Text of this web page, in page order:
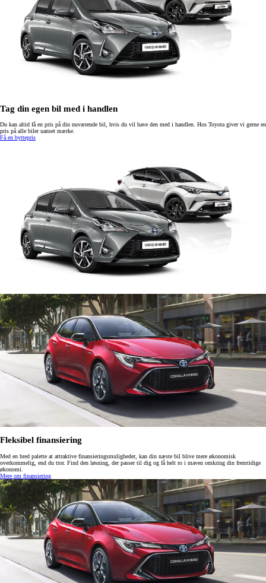
Tag din egen bil med i handlen
Du kan altid få en pris på din nuværende bil, hvis du vil have den med i handlen. Hos Toyota giver vi gerne en
pris på alle biler uanset mærke.
Få en byttepris
Fleksibel finansiering
Med en bred palette at attraktive finansieringsmuligheder, kan din næste bil blive mere økonomisk
overkommelig, end du tror. Find den løsning, der passer til dig og få helt ro i maven omkring din fremtidige
økonomi.
Mere om finansiering